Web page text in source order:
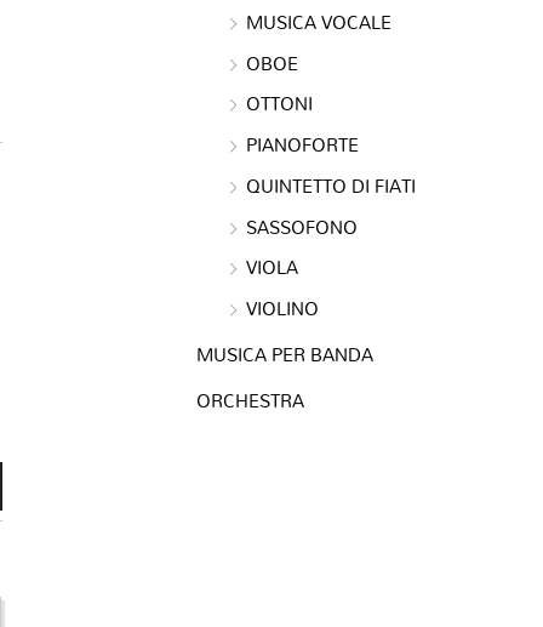
MUSICA VOCALE
OBOE
OTTONI
PIANOFORTE
QUINTETTO DI FIATI
SASSOFONO
VIOLA
VIOLINO
MUSICA PER BANDA
ORCHESTRA